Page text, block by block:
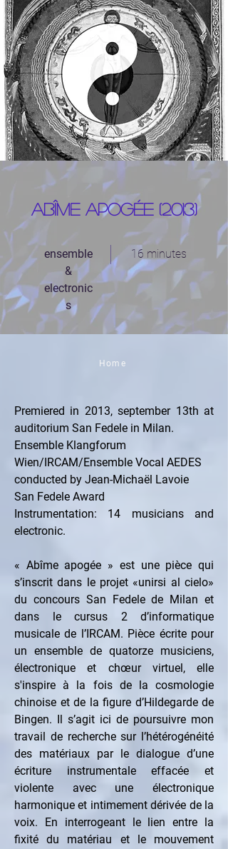
Abîme apogée (2013)
ensemble
&
electronic
s
16 minutes
Home
Premiered in 2013, september 13th at
auditorium San Fedele in Milan.
Ensemble Klangforum
Wien/IRCAM/Ensemble Vocal AEDES
conducted by Jean-Michaël Lavoie
San Fedele Award
Instrumentation: 14 musicians and
electronic.
« Abîme apogée » est une pièce qui
s’inscrit dans le projet «unirsi al cielo»
du concours San Fedele de Milan et
dans le cursus 2 d’informatique
musicale de l’IRCAM. Pièce écrite pour
un ensemble de quatorze musiciens,
électronique et chœur virtuel, elle
s'inspire à la fois de la cosmologie
chinoise et de la figure d’Hildegarde de
Bingen. Il s’agit ici de poursuivre mon
travail de recherche sur l’hétérogénéité
des matériaux par le dialogue d’une
écriture instrumentale effacée et
violente avec une électronique
harmonique et intimement dérivée de la
voix. En interrogeant le lien entre la
fixité du matériau et le mouvement